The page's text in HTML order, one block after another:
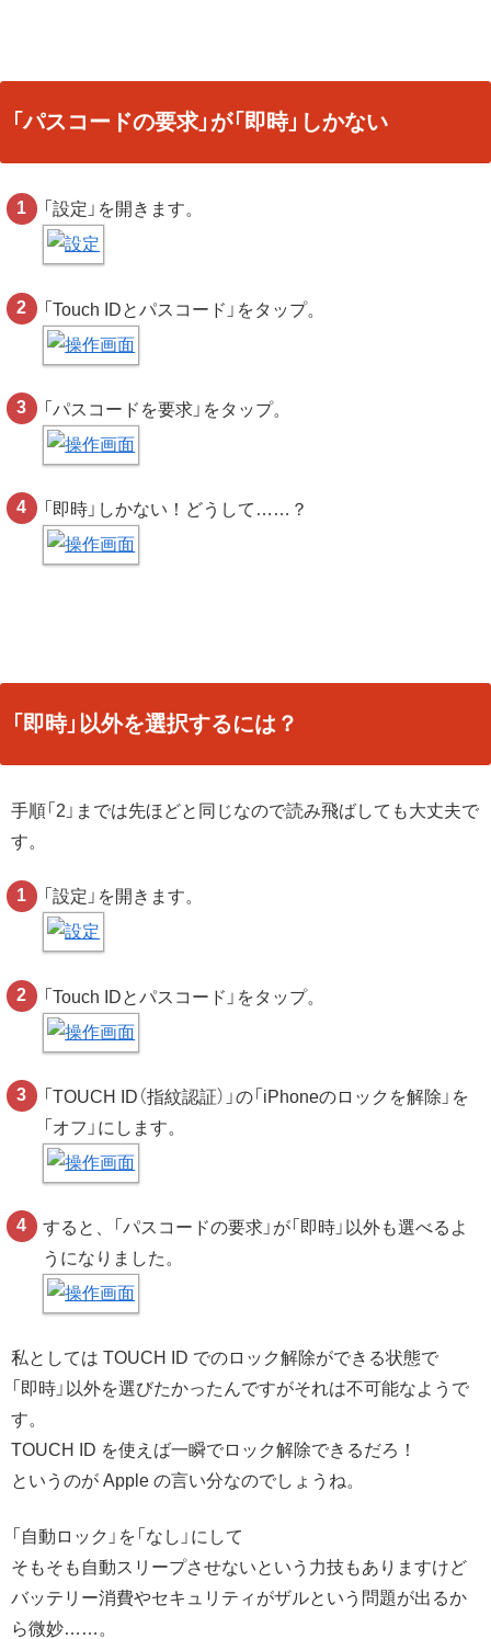
「パスコードの要求」が「即時」しかない
「設定」を開きます。
「Touch IDとパスコード」をタップ。
「パスコードを要求」をタップ。
「即時」しかない！どうして……？
「即時」以外を選択するには？
手順「2」までは先ほどと同じなので読み飛ばしても大丈夫で
す。
「設定」を開きます。
「Touch IDとパスコード」をタップ。
「TOUCH ID（指紋認証）」の「iPhoneのロックを解除」を
「オフ」にします。
すると、「パスコードの要求」が「即時」以外も選べるよ
うになりました。
私としては TOUCH ID でのロック解除ができる状態で
「即時」以外を選びたかったんですがそれは不可能なようで
す。
TOUCH ID を使えば一瞬でロック解除できるだろ！
というのが Apple の言い分なのでしょうね。
「自動ロック」を「なし」にして
そもそも自動スリープさせないという力技もありますけど
バッテリー消費やセキュリティがザルという問題が出るか
ら微妙……。